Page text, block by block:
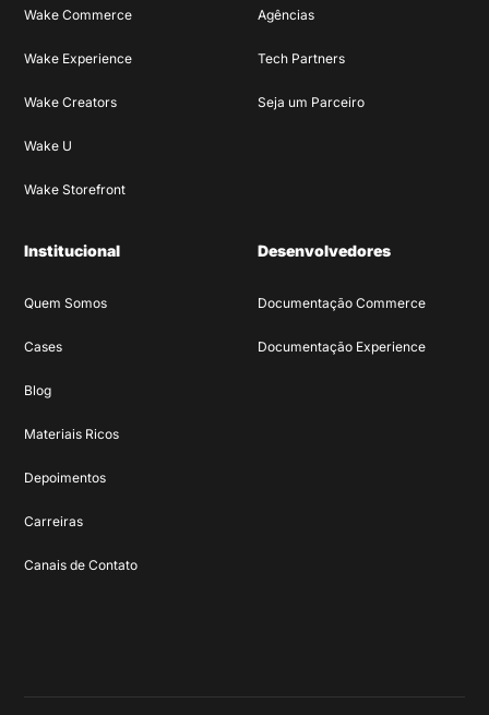
Wake Commerce
Wake Experience
Wake Creators
Wake U
Wake Storefront
Agências
Tech Partners
Seja um Parceiro
Institucional
Quem Somos
Cases
Blog
Materiais Ricos
Depoimentos
Carreiras
Canais de Contato
Desenvolvedores
Documentação Commerce
Documentação Experience